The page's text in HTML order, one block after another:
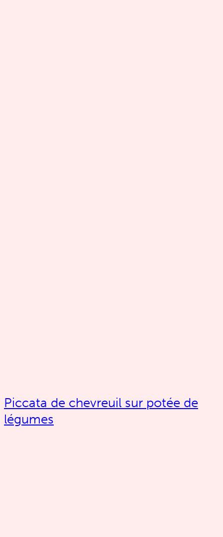
Piccata de chevreuil sur potée de
légumes